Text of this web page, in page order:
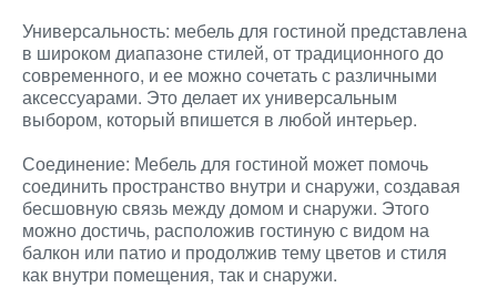
Универсальность: мебель для гостиной представлена ​​
в широком диапазоне стилей, от традиционного до
современного, и ее можно сочетать с различными
аксессуарами. Это делает их универсальным
выбором, который впишется в любой интерьер.
Соединение: Мебель для гостиной может помочь
соединить пространство внутри и снаружи, создавая
бесшовную связь между домом и снаружи. Этого
можно достичь, расположив гостиную с видом на
балкон или патио и продолжив тему цветов и стиля
как внутри помещения, так и снаружи.